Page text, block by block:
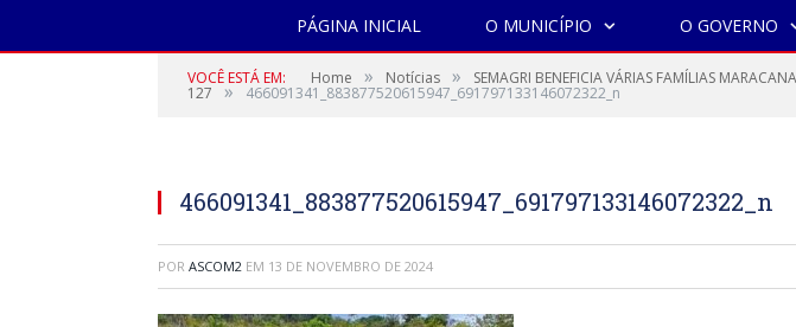
PÁGINA INICIAL O MUNICÍPIO O GOVERNO
VOCÊ ESTÁ EM: Home » Notícias » SEMAGRI BENEFICIA VÁRIAS FAMÍLIAS
127 » 466091341_883877520615947_691797133146072322_n
466091341_883877520615947_691797133146072322_n
POR ASCOM2 EM 13 DE NOVEMBRO DE 2024